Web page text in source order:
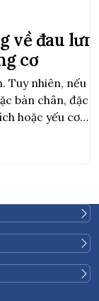
về đau
cơ
Tuy nhiên, nếu
bàn chân, đặc
hoặc yếu cơ,